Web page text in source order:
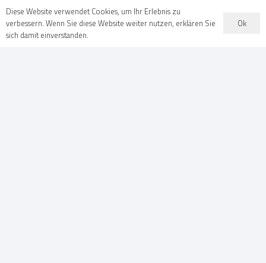
Diese Website verwendet Cookies, um Ihr Erlebnis zu
verbessern. Wenn Sie diese Website weiter nutzen, erklären Sie
sich damit einverstanden.
Ok